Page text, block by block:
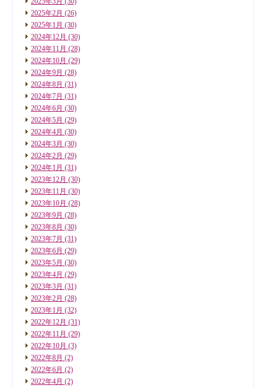
2025年2月 (26)
2025年1月 (30)
2024年12月 (30)
2024年11月 (28)
2024年10月 (29)
2024年9月 (28)
2024年8月 (31)
2024年7月 (31)
2024年6月 (30)
2024年5月 (29)
2024年4月 (30)
2024年3月 (30)
2024年2月 (29)
2024年1月 (31)
2023年12月 (30)
2023年11月 (30)
2023年10月 (28)
2023年9月 (28)
2023年8月 (30)
2023年7月 (31)
2023年6月 (29)
2023年5月 (30)
2023年4月 (29)
2023年3月 (31)
2023年2月 (28)
2023年1月 (32)
2022年12月 (31)
2022年11月 (29)
2022年10月 (3)
2022年8月 (2)
2022年6月 (2)
2022年4月 (2)